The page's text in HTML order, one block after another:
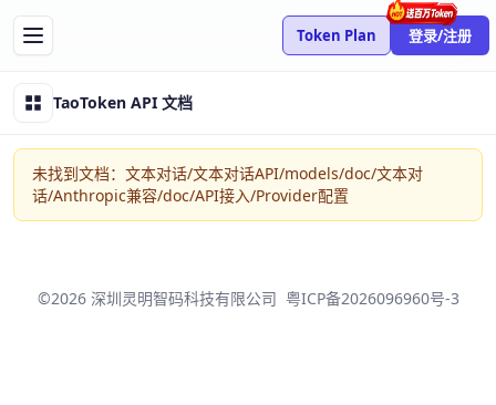
Token Plan 登录/注册
TaoToken API 文档
未找到文档：文本对话/文本对话API/models/doc/文本对
话/Anthropic兼容/doc/API接入/Provider配置
©2026 深圳灵明智码科技有限公司 粤ICP备2026096960号-3